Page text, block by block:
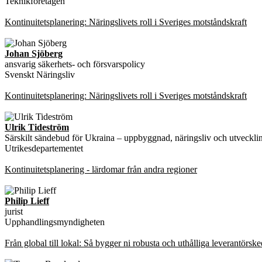
Kontinuitetsplanering: Näringslivets roll i Sveriges motståndskraft
Johan Sjöberg
ansvarig säkerhets- och försvarspolicy
Svenskt Näringsliv
Kontinuitetsplanering: Näringslivets roll i Sveriges motståndskraft
Ulrik Tideström
Särskilt sändebud för Ukraina – uppbyggnad, näringsliv och
Utrikesdepartementet
Kontinuitetsplanering - lärdomar från andra regioner
Philip Lieff
jurist
Upphandlingsmyndigheten
Från global till lokal: Så bygger ni robusta och uthålliga